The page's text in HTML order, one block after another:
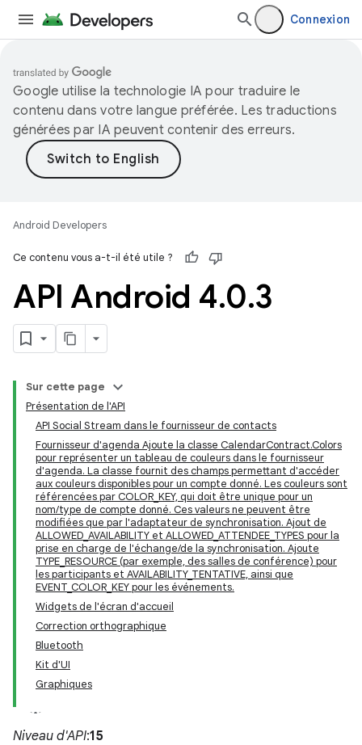
Connexion
Google utilise la technologie IA pour traduire le
contenu dans votre langue préférée. Les traductions
générées par IA peuvent contenir des erreurs.
Android Developers
Ce contenu vous a-t-il été utile ?
API Android 4.0.3
Sur cette page
Présentation de l'API
API Social Stream dans le fournisseur de contacts
Fournisseur d'agenda Ajoute la classe CalendarContract.Colors
pour représenter un tableau de couleurs dans le fournisseur
d'agenda. La classe fournit des champs permettant d'accéder
aux couleurs disponibles pour un compte donné. Les couleurs sont
référencées par COLOR_KEY, qui doit être unique pour un
nom/type de compte donné. Ces valeurs ne peuvent être
modifiées que par l'adaptateur de synchronisation. Ajout de
ALLOWED_AVAILABILITY et ALLOWED_ATTENDEE_TYPES pour la
prise en charge de l'échange/de la synchronisation. Ajoute
TYPE_RESOURCE (par exemple, des salles de conférence) pour
les participants et AVAILABILITY_TENTATIVE, ainsi que
EVENT_COLOR_KEY pour les événements.
Widgets de l'écran d'accueil
Correction orthographique
Bluetooth
Kit d'UI
Graphiques
Niveau d'API:15